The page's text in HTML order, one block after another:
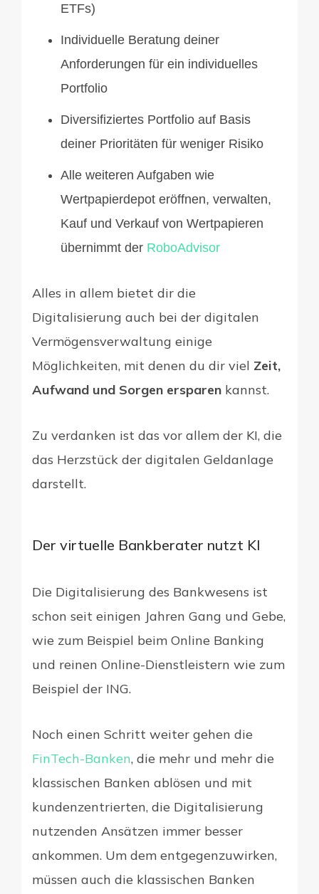
ETFs)
Individuelle Beratung deiner
Anforderungen für ein individuelles
Portfolio
Diversifiziertes Portfolio auf Basis
deiner Prioritäten für weniger Risiko
Alle weiteren Aufgaben wie
Wertpapierdepot eröffnen, verwalten,
Kauf und Verkauf von Wertpapieren
übernimmt der RoboAdvisor
Alles in allem bietet dir die
Digitalisierung auch bei der digitalen
Vermögensverwaltung einige
Möglichkeiten, mit denen du dir viel Zeit,
Aufwand und Sorgen ersparen kannst.
Zu verdanken ist das vor allem der KI, die
das Herzstück der digitalen Geldanlage
darstellt.
Der virtuelle Bankberater nutzt KI
Die Digitalisierung des Bankwesens ist
schon seit einigen Jahren Gang und Gebe,
wie zum Beispiel beim Online Banking
und reinen Online-Dienstleistern wie zum
Beispiel der ING.
Noch einen Schritt weiter gehen die
FinTech-Banken, die mehr und mehr die
klassischen Banken ablösen und mit
kundenzentrierten, die Digitalisierung
nutzenden Ansätzen immer besser
ankommen. Um dem entgegenzuwirken,
müssen auch die klassischen Banken